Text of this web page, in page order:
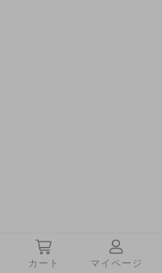
カート マイページ